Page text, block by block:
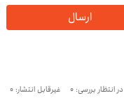
ارسال
در انتظار بررسی: 0 غیرقابل انتشار: 0